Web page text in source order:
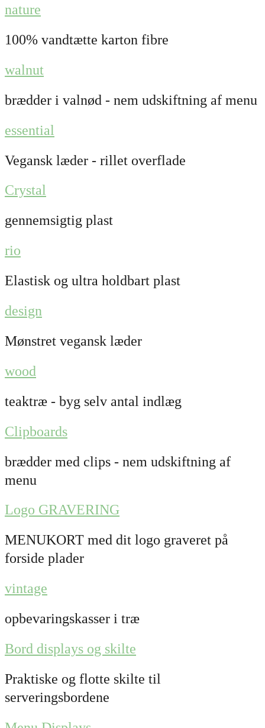
nature
100% vandtætte karton fibre
walnut
brædder i valnød - nem udskiftning af menu
essential
Vegansk læder - rillet overflade
Crystal
gennemsigtig plast
rio
Elastisk og ultra holdbart plast
design
Mønstret vegansk læder
wood
teaktræ - byg selv antal indlæg
Clipboards
brædder med clips - nem udskiftning af
menu
Logo GRAVERING
MENUKORT med dit logo graveret på
forside plader
vintage
opbevaringskasser i træ
Bord displays og skilte
Praktiske og flotte skilte til
serveringsbordene